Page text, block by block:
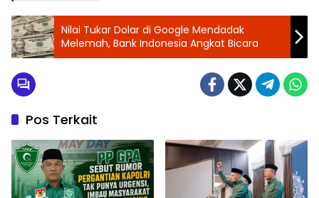
Nilai Tukar Dolar di Google Mendadak
Melemah, Bank Indonesia Angkat Bicara
Pos Terkait